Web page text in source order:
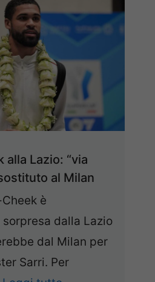
Lazio: “via
al Milan
è
sorpresa dalla Lazio
dal Milan per
Sarri. Per